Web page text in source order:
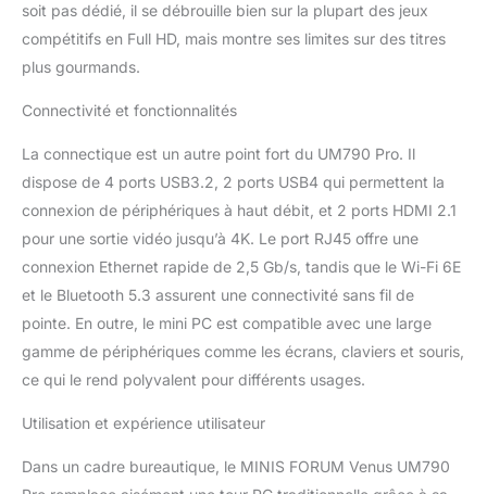
propose des
refroidisseurs de
grand radiateur). Cold
solution de
refroidissement
puissante et silencieuse
qui peut utiliser
pleinement les
performances du
processeur, de la
mémoire et du SSD. Le
améliore encore les
performances de
6E et BT5.3】UM790 Pro
débit et une connexion
soit pas dédié, il se débrouille bien sur la plupart des jeux
compétitifs en Full HD, mais montre ses limites sur des titres
plus gourmands.
Connectivité et fonctionnalités
La connectique est un autre point fort du UM790 Pro. Il
dispose de 4 ports USB3.2, 2 ports USB4 qui permettent la
connexion de périphériques à haut débit, et 2 ports HDMI 2.1
pour une sortie vidéo jusqu’à 4K. Le port RJ45 offre une
connexion Ethernet rapide de 2,5 Gb/s, tandis que le Wi-Fi 6E
et le Bluetooth 5.3 assurent une connectivité sans fil de
pointe. En outre, le mini PC est compatible avec une large
gamme de périphériques comme les écrans, claviers et souris,
ce qui le rend polyvalent pour différents usages.
Utilisation et expérience utilisateur
Dans un cadre bureautique, le MINIS FORUM Venus UM790